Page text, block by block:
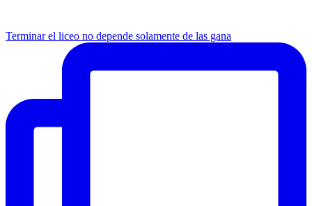
Terminar el liceo no depende solamente de las gana